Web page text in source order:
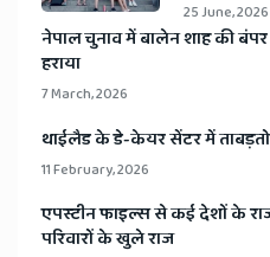
25 June, 2026
​नेपाल चुनाव में बालेन शाह की
हराया
7 March, 2026
​थाईलैड के डे-केयर सेंटर में
11 February, 2026
​एपस्टीन फाइल्स से कई देशों के
परिवारों के खुले राज